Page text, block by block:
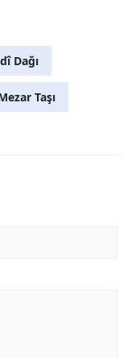
Dağı
Taşı